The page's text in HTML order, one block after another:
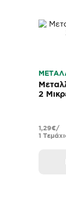
2
1
1,29€/